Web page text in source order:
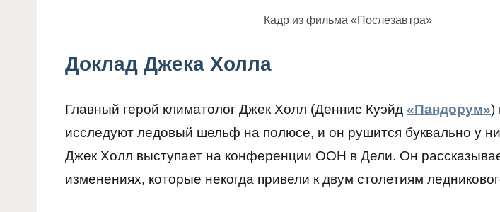
Кадр из фильма «Послезавтра»
Доклад Джека Холла
Главный герой климатолог Джек Холл (Деннис Куэйд «Пандорум»)
исследуют ледовый шельф на полюсе, и он рушится буквально у
Джек Холл выступает на конференции ООН в Дели. Он
изменениях, которые некогда привели к двум столетиям